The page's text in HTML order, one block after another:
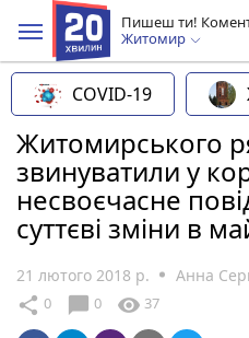
Пишеш ти!
Житомир
COVID-19
Житомирського
звинуватили у
несвоєчасне
суттєві зміни в
21 лютого 2018 р. Анна
share 0 chat_bubble 0 visibility 37